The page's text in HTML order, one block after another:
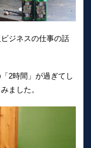
ジネスの仕事の話
2時間」が過ぎてし
ました。